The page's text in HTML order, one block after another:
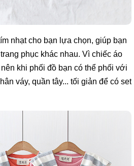
nhạt cho bạn lựa chọn, giúp bạn
phục khác nhau. Vì chiếc áo
khi phối đồ bạn có thể phối với
váy, quần tây... tối giản để có set